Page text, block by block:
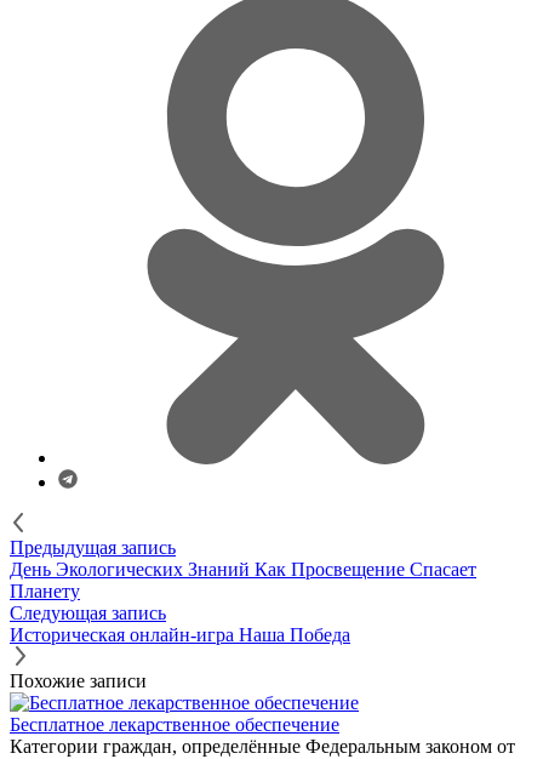
Предыдущая запись
День Экологических Знаний Как Просвещение Спасает
Планету
Следующая запись
Историческая онлайн-игра Наша Победа
Похожие записи
Бесплатное лекарственное обеспечение
Категории граждан, определённые Федеральным законом от